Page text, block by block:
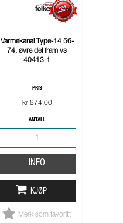
Varmekanal Type-14 56-
74, øvre del fram vs
40413-1
PRIS
kr 874,00
ANTALL
INFO
KJØP
Merk som favoritt